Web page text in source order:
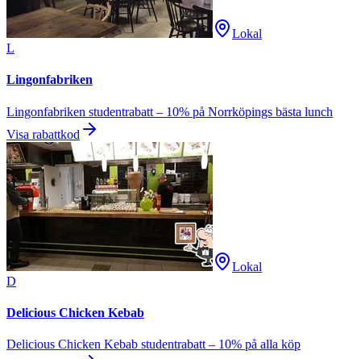
Lokal
L
Lingonfabriken
Lingonfabriken studentrabatt – 10% på Norrköpings bästa lunch
Visa rabattkod
Lokal
D
Delicious Chicken Kebab
Delicious Chicken Kebab studentrabatt – 10% på alla köp